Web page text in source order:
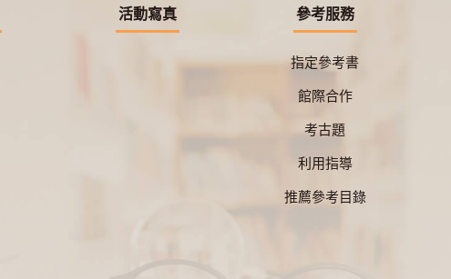
活動寫真 參考服務
指定參考書
館際合作
考古題
利用指導
推薦參考目錄